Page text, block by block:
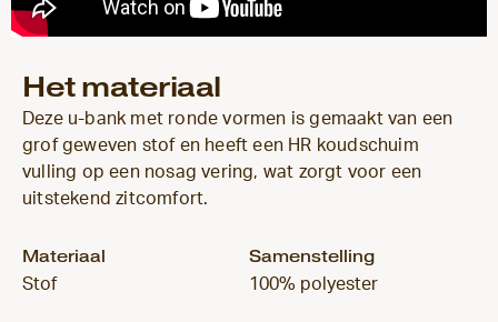
Het materiaal
Deze u-bank met ronde vormen is gemaakt van een
grof geweven stof en heeft een HR koudschuim
vulling op een nosag vering, wat zorgt voor een
uitstekend zitcomfort.
Materiaal
Stof
Samenstelling
100% polyester